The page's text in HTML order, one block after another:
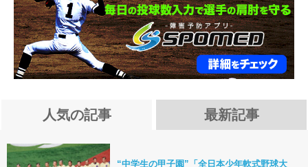
人気の記事 最新記事
“中学生の甲子園”「全日本少年軟式野球大